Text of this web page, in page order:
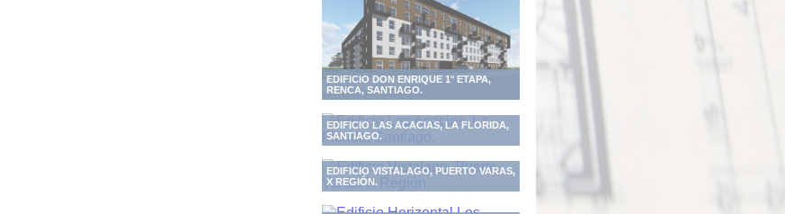
EDIFICIO DON ENRIQUE 1° ETAPA,
RENCA, SANTIAGO.
EDIFICIO LAS ACACIAS, LA FLORIDA,
SANTIAGO.
EDIFICIO VISTALAGO, PUERTO VARAS,
X REGIÓN.